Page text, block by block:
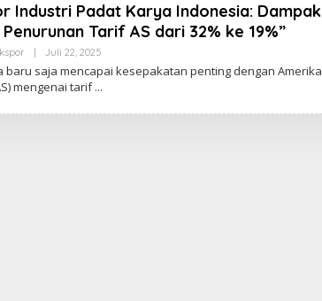
Industri Padat Karya Indonesia: Dampak
Tarif AS dari 32% ke 19%”
Juli 22, 2025Oleh
baru saja mencapai kesepakatan penting dengan Amerika
mengenai tarif